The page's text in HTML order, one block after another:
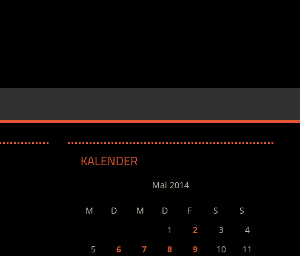
KALENDER
Mai 2014
M D M D F S
S
1
2 3
4
5
6 7 8 9 10
11